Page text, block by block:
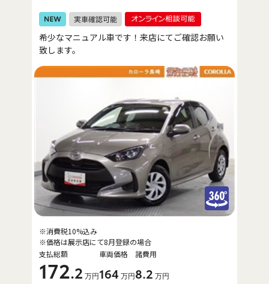
希少なマニュアル車です！来店にてご確認お願い
致します。
支払総額
172.2 万円
車両価格
164 万円
諸費用
8.2 万円
※消費税10%込み
※価格は展示店にて8月登録の場合